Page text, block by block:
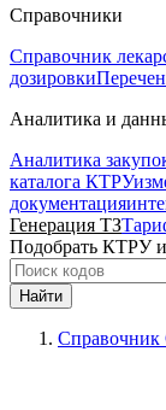
Справочники
Справочник
дозировки
Аналитика и
Аналитика
каталога КТРУ
документация
Генерация ТЗ
Подобрать КТРУ
Найти